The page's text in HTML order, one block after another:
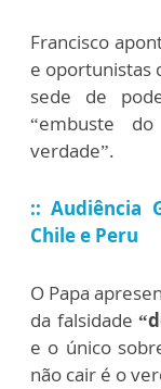
Francisco
e oportunistas
sede de
“embuste
verdade”.
:: Audiência
Chile e Peru
O Papa
da falsidade
e o único
não cair é o